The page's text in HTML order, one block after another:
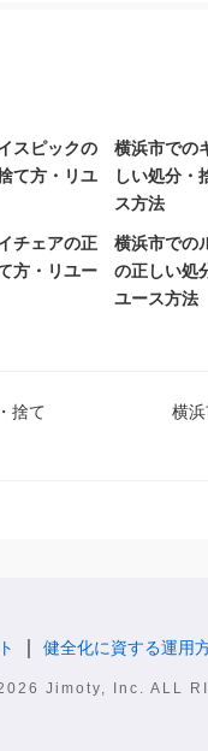
スピックの
て方・リユ
横浜市での
しい処分・
ス方法
チェアの正
方・リユー
横浜市での
の正しい処
ユース方法
捨て
横
健全化に資する運用
Jimoty, Inc. ALL